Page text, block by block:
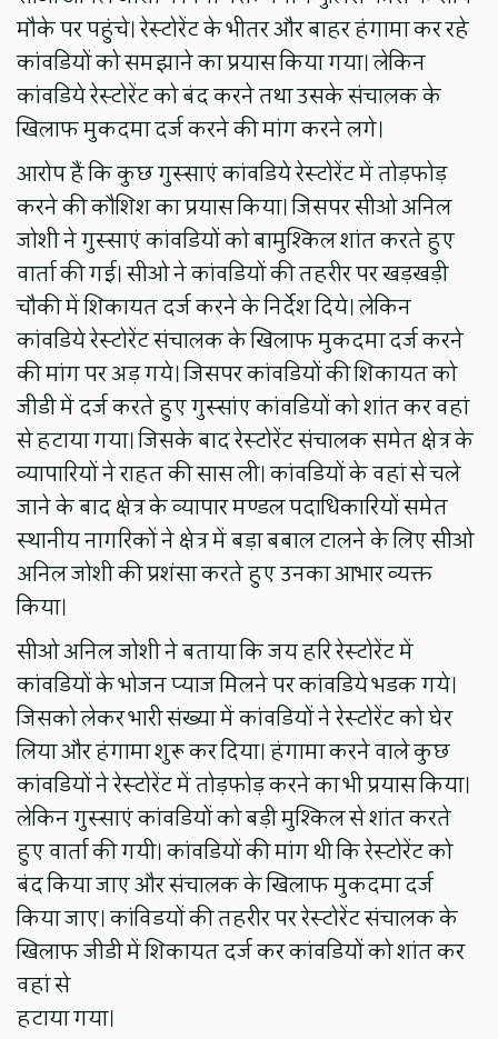
मौके पर पहुंचे। रेस्टोरेंट के भीतर और बाहर हंगामा कर रहे
कांवडियों को समझाने का प्रयास किया गया। लेकिन
कांवडिये रेस्टोरेंट को बंद करने तथा उसके संचालक के
खिलाफ मुकदमा दर्ज करने की मांग करने लगे।
आरोप हैं कि कुछ गुस्साएं कांवडिये रेस्टोरेंट में तोड़फोड़
करने की कौशिश का प्रयास किया। जिसपर सीओ अनिल
जोशी ने गुस्साएं कांवडियों को बामुश्किल शांत करते हुए
वार्ता की गई। सीओ ने कांवडियों की तहरीर पर खड़खड़ी
चौकी में शिकायत दर्ज करने के निर्देश दिये। लेकिन
कांवडिये रेस्टोरेंट संचालक के खिलाफ मुकदमा दर्ज करने
की मांग पर अड़ गये। जिसपर कांवडियों की शिकायत को
जीडी में दर्ज करते हुए गुस्सांए कांवडियों को शांत कर वहां
से हटाया गया। जिसके बाद रेस्टोरेंट संचालक समेत क्षेत्र के
व्यापारियों ने राहत की सास ली। कांवडियों के वहां से चले
जाने के बाद क्षेत्र के व्यापार मण्डल पदाधिकारियों समेत
स्थानीय नागरिकों ने क्षेत्र में बड़ा बबाल टालने के लिए सीओ
अनिल जोशी की प्रशंसा करते हुए उनका आभार व्यक्त
किया।
सीओ अनिल जोशी ने बताया कि जय हरि रेस्टोरेंट में
कांवडियों के भोजन प्याज मिलने पर कांवडिये भडक गये।
जिसको लेकर भारी संख्या में कांवडियों ने रेस्टोरेंट को घेर
लिया और हंगामा शुरू कर दिया। हंगामा करने वाले कुछ
कांवडियों ने रेस्टोरेंट में तोड़फोड़ करने का भी प्रयास किया।
लेकिन गुस्साएं कांवडियों को बड़ी मुश्किल से शांत करते
हुए वार्ता की गयी। कांवडियों की मांग थी कि रेस्टोरेंट को
बंद किया जाए और संचालक के खिलाफ मुकदमा दर्ज
किया जाए। कांविडयों की तहरीर पर रेस्टोरेंट संचालक के
खिलाफ जीडी में शिकायत दर्ज कर कांवडियों को शांत कर
वहां से
हटाया गया।